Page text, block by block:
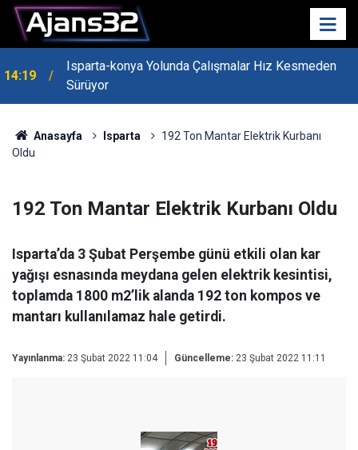
14:19
Isparta-konya Yolunda Çalışmalar Hız Kesmeden
Sürüyor
Anasayfa Isparta
192 Ton Mantar Elektrik Kurbanı
Oldu
192 Ton Mantar Elektrik Kurbanı Oldu
Isparta’da 3 Şubat Perşembe günü etkili olan kar
yağışı esnasında meydana gelen elektrik kesintisi,
toplamda 1800 m2’lik alanda 192 ton kompos ve
mantarı kullanılamaz hale getirdi.
Yayınlanma: 23 Şubat 2022 11:04 Güncelleme: 23 Şubat 2022 11:11